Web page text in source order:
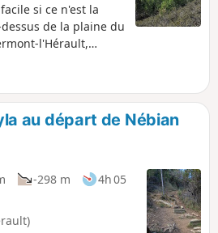
si ce n'est la
de la plaine du
l'Hérault,
au départ de Nébian
-298 m
4h 05